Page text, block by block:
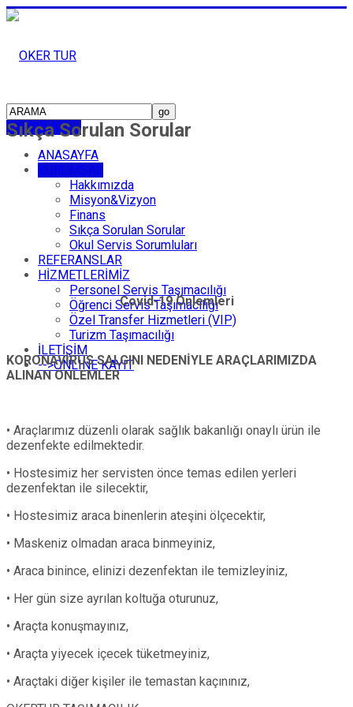
TAHSİLAT
ANASAYFA
KURUMSAL
Hakkımızda
Misyon&Vizyon
Finans
Sıkça Sorulan Sorular
Okul Servis Sorumluları
REFERANSLAR
HİZMETLERİMİZ
Personel Servis Taşımacılığı
Öğrenci Servis Taşımacılığı
Özel Transfer Hizmetleri (VIP)
Turizm Taşımacılığı
İLETİŞİM
-->ONLINE KAYIT
Sıkça Sorulan Sorular
Covid-19 Önlemleri
KORONAVİRÜS SALGINI NEDENİYLE ARAÇLARIMIZDA
ALINAN ÖNLEMLER
• Araçlarımız düzenli olarak sağlık bakanlığı onaylı ürün ile
dezenfekte edilmektedir.
• Hostesimiz her servisten önce temas edilen yerleri
dezenfektan ile silecektir,
• Hostesimiz araca binenlerin ateşini ölçecektir,
• Maskeniz olmadan araca binmeyiniz,
• Araca binince, elinizi dezenfektan ile temizleyiniz,
• Her gün size ayrılan koltuğa oturunuz,
• Araçta konuşmayınız,
• Araçta yiyecek içecek tüketmeyiniz,
• Araçtaki diğer kişiler ile temastan kaçınınız,